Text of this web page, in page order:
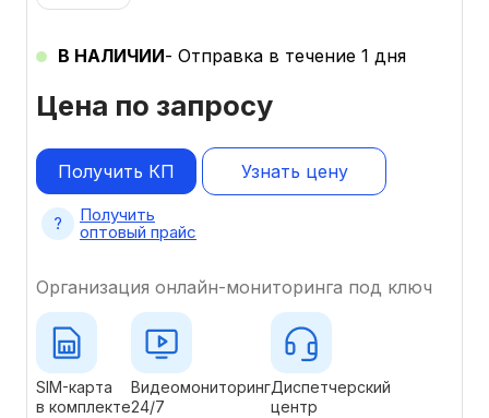
Цена по запросу
В НАЛИЧИИ- Отправка в течение 1 дня
Узнать цену
Получить КП
Получить
оптовый прайс
Организация онлайн-мониторинга под ключ
SIM-карта
в комплекте
Видеомониторинг
24/7
Диспетчерский
центр